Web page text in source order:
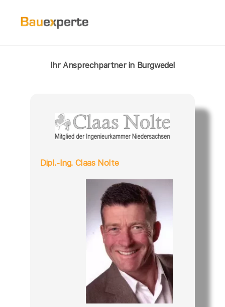
Ihr Ansprechpartner in Burgwedel
Dipl.-Ing. Claas Nolte